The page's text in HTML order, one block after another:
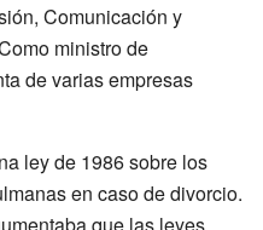
Comunicación y
ministro de
de varias empresas
ley de 1986 sobre los
en caso de divorcio.
que las leyes